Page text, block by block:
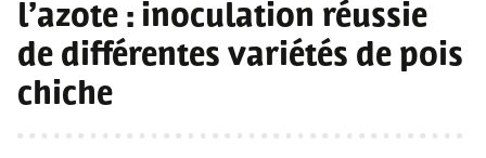
l’azote : inoculation réussie
de différentes variétés de pois
chiche